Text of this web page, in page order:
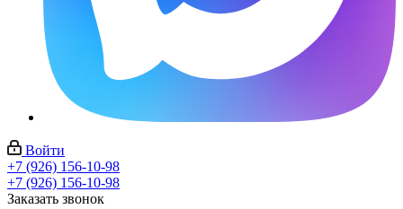
Войти
+7 (926) 156-10-98
+7 (926) 156-10-98
Заказать звонок